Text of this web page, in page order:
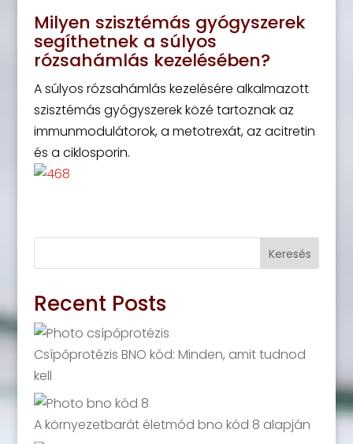
Milyen szisztémás gyógyszerek
segíthetnek a súlyos
rózsahámlás kezelésében?
A súlyos rózsahámlás kezelésére alkalmazott
szisztémás gyógyszerek közé tartoznak az
immunmodulátorok, a metotrexát, az acitretin
és a ciklosporin.
Keresés
Recent Posts
Csípőprotézis BNO kód: Minden, amit tudnod
kell
A környezetbarát életmód bno kód 8 alapján